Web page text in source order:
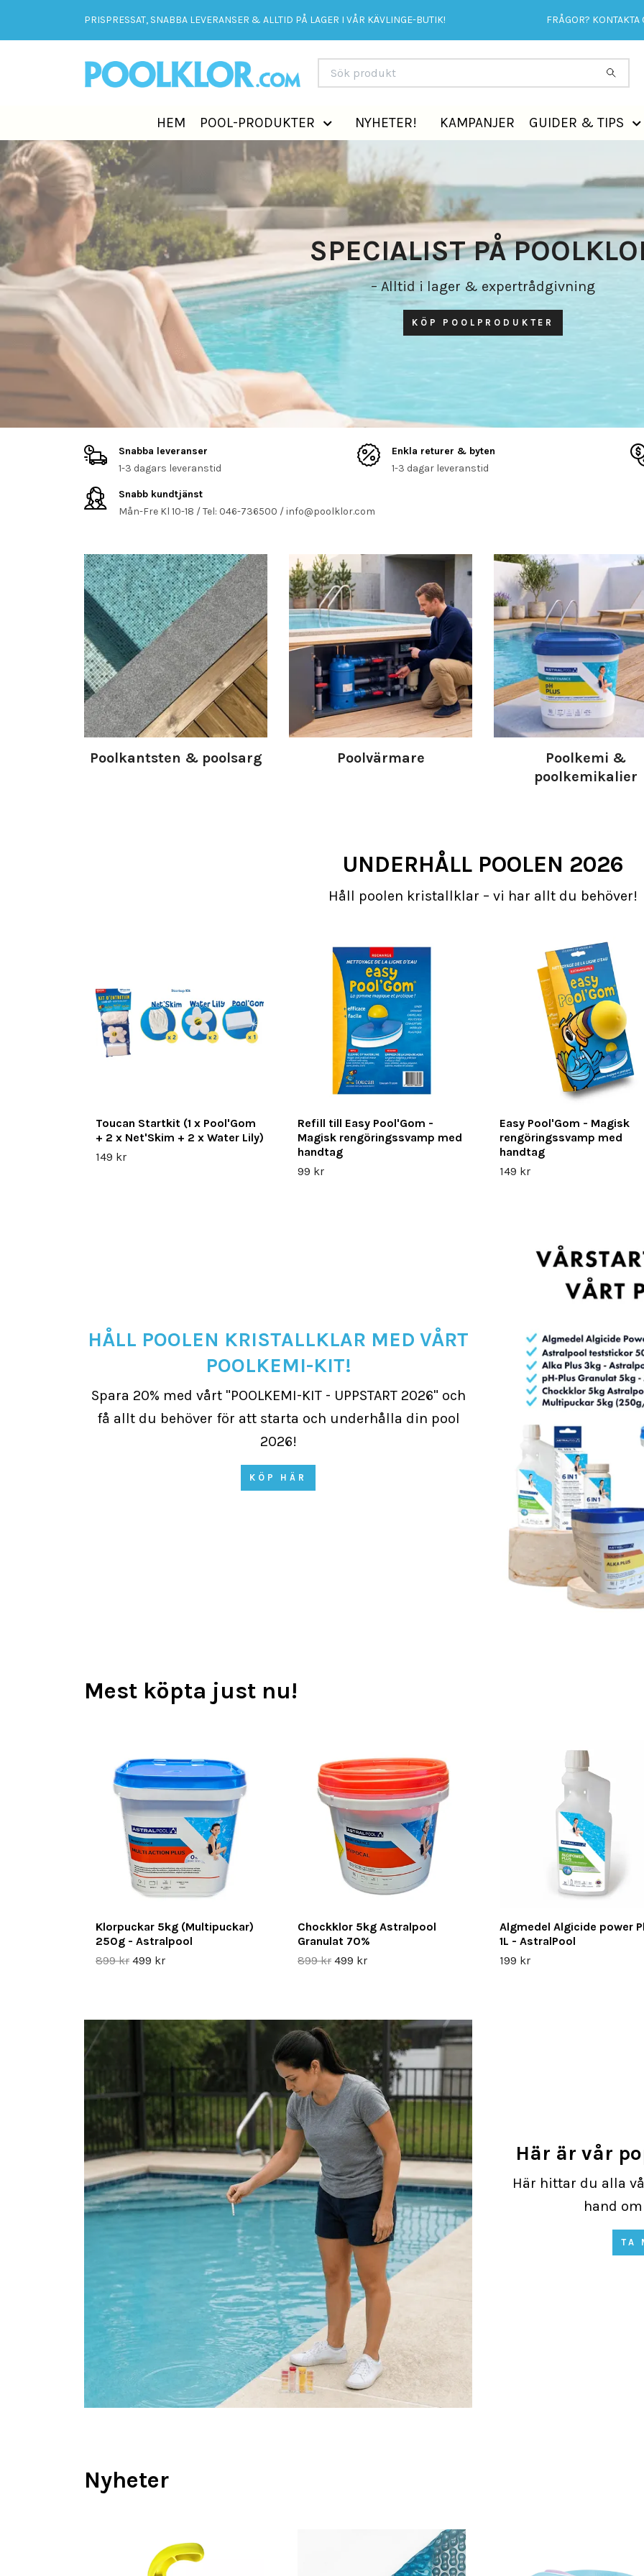
PRISPRESSAT, SNABBA LEVERANSER & ALLTID PÅ LAGER I VÅR KÄVLINGE-BUTIK! FRÅGOR?
HEM POOL-PRODUKTER NYHETER! KAMPANJER GUIDER & TIPS
SPECIALIST PÅ
– Alltid i lager & expertrådgivning
KÖP POOLPRODUKTER
Snabba leveranser
1-3 dagars leveranstid
Enkla returer & byten
1-3 dagar leveranstid
Snabb kundtjänst
Mån-Fre Kl 10-18 / Tel: 046-736500 /info@poolklor.com
Poolkantsten & poolsarg Poolvärmare
Poolkemi &
poolkemikalier
UNDERHÅLL POOLEN 2026
Håll poolen kristallklar – vi har allt du behöver!
Toucan Startkit (1 x Pool'Gom
+ 2 x Net'Skim + 2 x Water Lily)
149 kr
Refill till Easy Pool'Gom -
Magisk rengöringssvamp med
handtag
99 kr
Easy Pool'Gom - Magisk
rengöringssvamp med
handtag
149 kr
HÅLL POOLEN KRISTALLKLAR MED VÅRT
POOLKEMI-KIT!
Spara 20% med vårt "POOLKEMI-KIT - UPPSTART 2026" och
få allt du behöver för att starta och underhålla din pool
2026!
KÖP HÄR
Mest köpta just nu!
Klorpuckar 5kg (Multipuckar)
250g - Astralpool
899 kr 499 kr
Chockklor 5kg Astralpool
Granulat 70%
899 kr 499 kr
Algmedel Algicide power
1L - AstralPool
199 kr
Här är vår
Här hittar du alla
hand
TA
Nyheter